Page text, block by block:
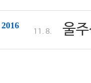
2016
11. 8. 울